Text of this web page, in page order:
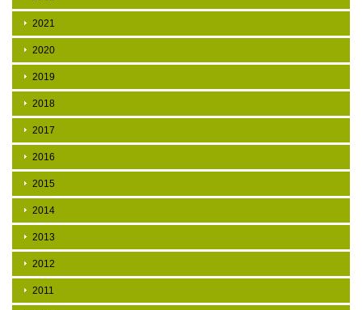
2021
2020
2019
2018
2017
2016
2015
2014
2013
2012
2011